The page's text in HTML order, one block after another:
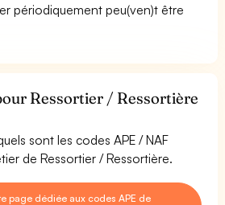
périodiquement peu(ven)t être
Ressortier / Ressortière
sont les codes APE / NAF
de Ressortier / Ressortière.
page dédiée aux codes APE de